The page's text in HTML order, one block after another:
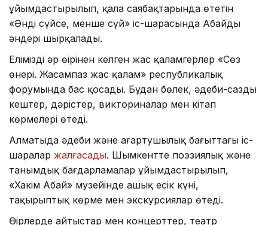
ұйымдастырылып, қала саябақтарында өтетін
«Әнді сүйсең, менше сүй» іс-шарасында Абайдың
әндері шырқалады.
Еліміздің әр өңірінен келген жас қаламгерлер «Сөз
өнері. Жасампаз жас қалам» республикалық
форумында бас қосады. Бұдан бөлек, әдеби-сазды
кештер, дәрістер, викториналар мен кітап
көрмелері өтеді.
Алматыда әдеби және ағартушылық бағыттағы іс-
шаралар жалғасады. Шымкентте поэзиялық және
танымдық бағдарламалар ұйымдастырылып,
«Хакім Абай» музейінде ашық есік күні,
тақырыптық көрме мен экскурсиялар өтеді.
Өңірлерде айтыстар мен концерттер, театр